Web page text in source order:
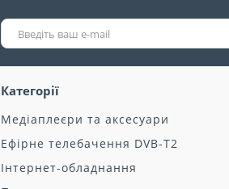
Категорії
Медіаплеєри та аксесуари
Ефірне телебачення DVB-T2
Інтернет-обладнання